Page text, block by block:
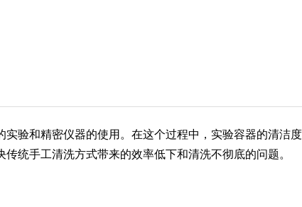
验和精密仪器的使用。在这个过程中，实验容器的清洁
统手工清洗方式带来的效率低下和清洗不彻底的问题。